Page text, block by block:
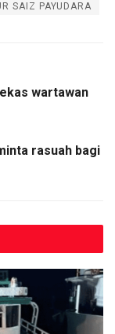
SAIZ PAYUDARA
wartawan
rasuah bagi